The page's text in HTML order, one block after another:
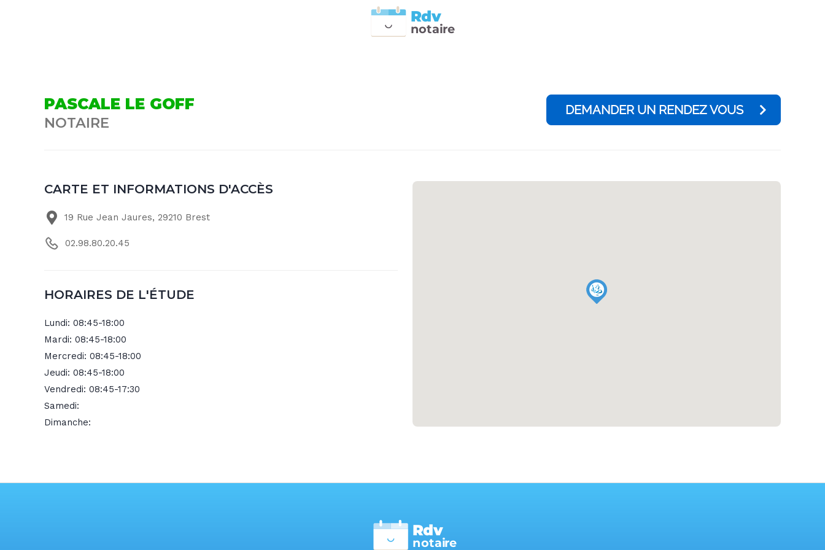
notaire
Rdv
PASCALE LE GOFF
NOTAIRE
DEMANDER UN RENDEZ VOUS
CARTE ET INFORMATIONS D'ACCÈS
19 Rue Jean Jaures, 29210 Brest
02.98.80.20.45
HORAIRES DE L'ÉTUDE
Lundi: 08:45-18:00
Mardi: 08:45-18:00
Mercredi: 08:45-18:00
Jeudi: 08:45-18:00
Vendredi: 08:45-17:30
Samedi:
Dimanche:
notaire
Rdv